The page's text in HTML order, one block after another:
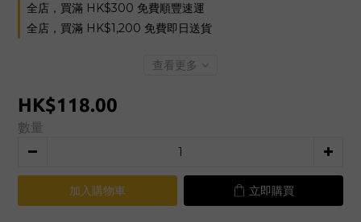
全店，買滿 HK$300 免費順豐速運
全店，買滿 HK$1,200 免費即日送貨
查看更多
HK$118.00
數量
加入購物車 立即購買